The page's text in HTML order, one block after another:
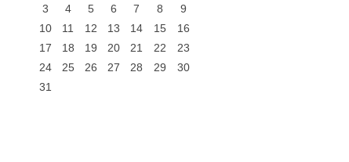
3
4 5 6 7 8
9
10
11 12 13 14 15
16
17
18 19 20 21 22
23
24
25 26 27 28 29
30
31